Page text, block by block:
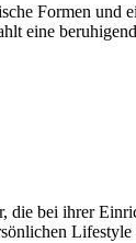
Formen und
eine
die bei ihrer
Lifestyle